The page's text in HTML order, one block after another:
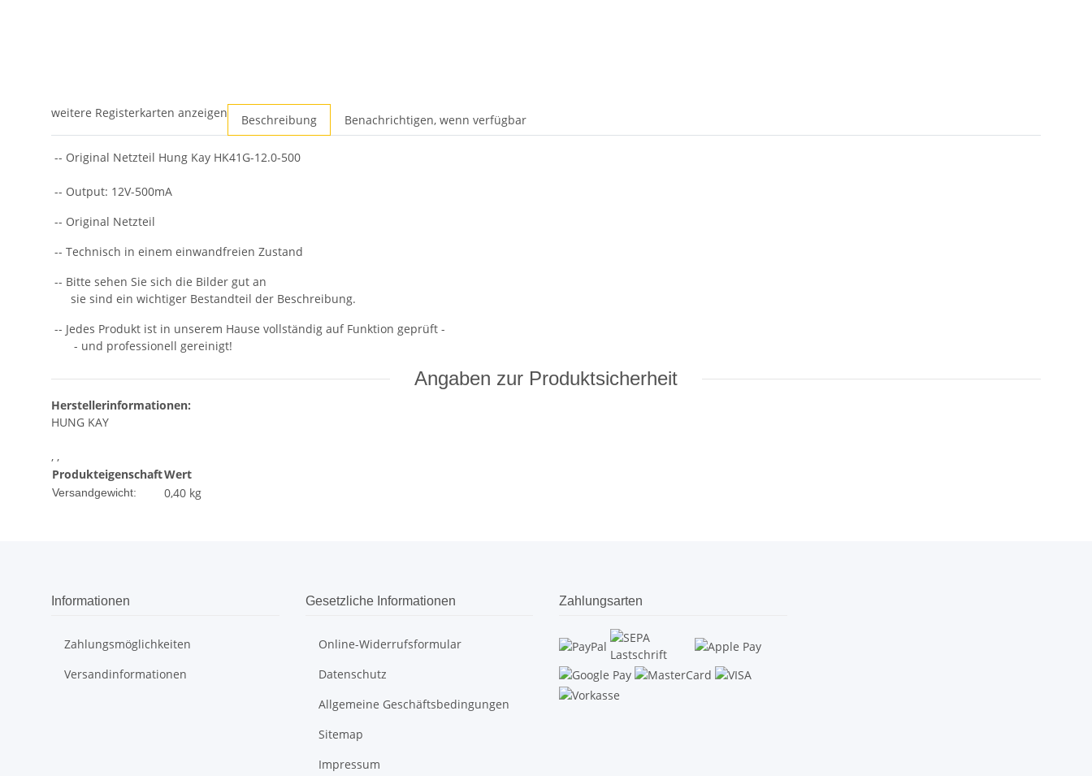
weitere Registerkarten anzeigen Beschreibung Benachrichtigen, wenn verfügbar
-- Original Netzteil Hung Kay HK41G-12.0-500
-- Output: 12V-500mA
-- Original Netzteil
-- Technisch in einem einwandfreien Zustand
-- Bitte sehen Sie sich die Bilder gut an
sie sind ein wichtiger Bestandteil der Beschreibung.
-- Jedes Produkt ist in unserem Hause vollständig auf Funktion geprüft -
- und professionell gereinigt!
Angaben zur Produktsicherheit
Herstellerinformationen:
HUNG KAY
, ,
ProdukteigenschaftWert
Versandgewicht: 0,40 kg
Informationen
Zahlungsmöglichkeiten
Versandinformationen
Gesetzliche Informationen
Online-Widerrufsformular
Datenschutz
Allgemeine Geschäftsbedingungen
Sitemap
Impressum
Zahlungsarten